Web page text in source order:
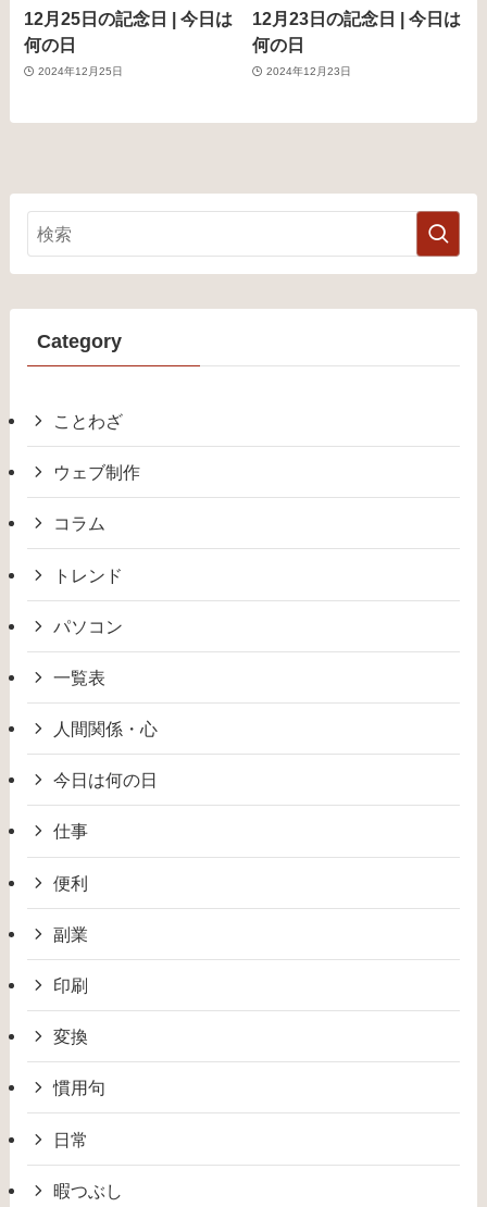
12月25日の記念日 | 今日は
何の日
2024年12月25日
12月23日の記念日 | 今日は
何の日
2024年12月23日
Category
ことわざ
ウェブ制作
コラム
トレンド
パソコン
一覧表
人間関係・心
今日は何の日
仕事
便利
副業
印刷
変換
慣用句
日常
暇つぶし